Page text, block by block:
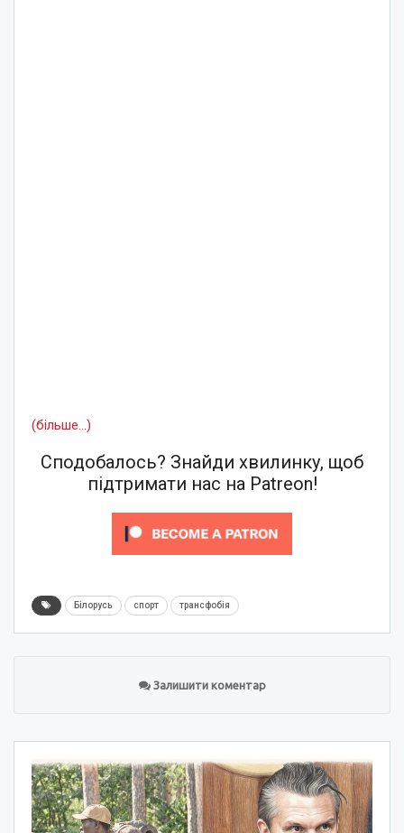
(більше…)
Сподобалось? Знайди хвилинку, щоб
підтримати нас на Patreon!
Білорусь спорт трансфобія
Залишити коментар